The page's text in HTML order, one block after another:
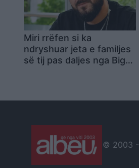
Miri rrëfen si ka
ndryshuar jeta e familjes
së tij pas daljes nga Big
© 2003 -